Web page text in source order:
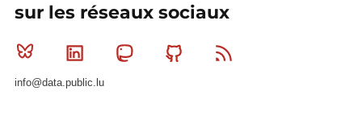
sur les réseaux sociaux
Bluesky Linkedin MastodonGithub
info@data.public.lu